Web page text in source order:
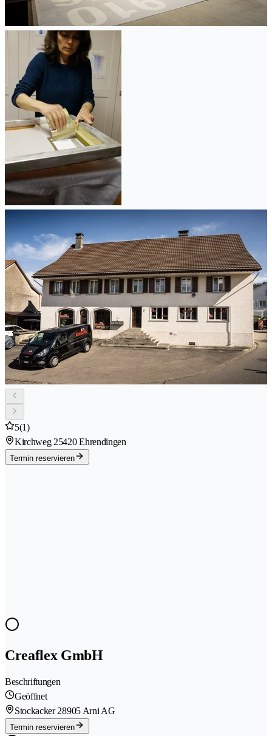
5(1)
Kirchweg 25420 Ehrendingen
Termin reservieren
Creaflex GmbH
Beschriftungen
Geöffnet
Stockacker 28905 Arni AG
Termin reservieren